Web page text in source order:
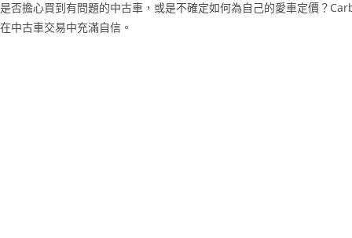
是否擔心買到有問題的中古車，或是不確定如何為自己的愛車定價？
在中古車交易中充滿自信。